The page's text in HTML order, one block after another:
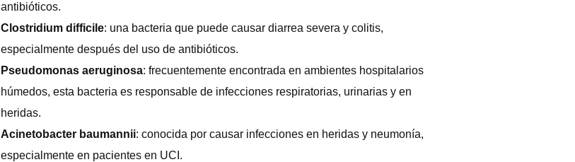
antibióticos.
Clostridium difficile: una bacteria que puede causar diarrea severa y colitis,
especialmente después del uso de antibióticos.
Pseudomonas aeruginosa: frecuentemente encontrada en ambientes hospitalarios
húmedos, esta bacteria es responsable de infecciones respiratorias, urinarias y en
heridas.
Acinetobacter baumannii: conocida por causar infecciones en heridas y neumonía,
especialmente en pacientes en UCI.